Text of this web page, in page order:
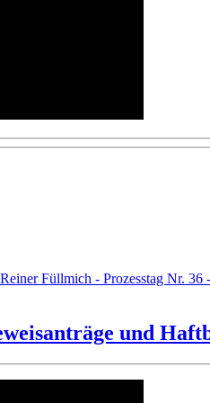
Füllmich - Prozesstag Nr. 36
und